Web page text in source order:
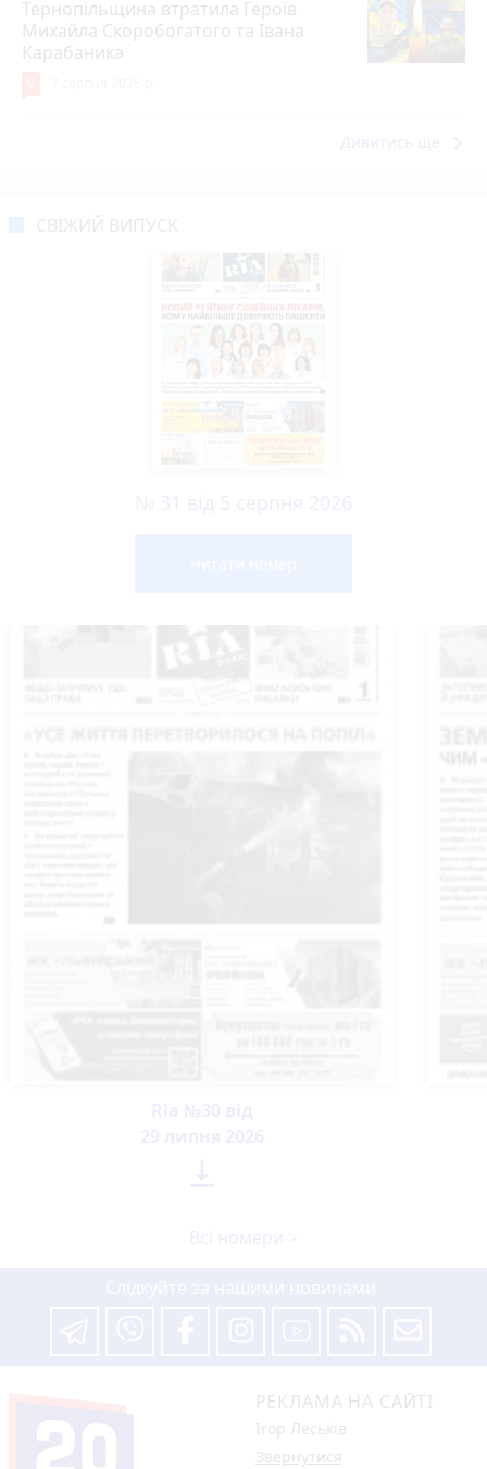
Тернопільщина втратила Героїв
Михайла Скоробогатого та Івана
Карабаника
РЕКЛАМА НА САЙТІ
Ігор Леськів
Звернутися